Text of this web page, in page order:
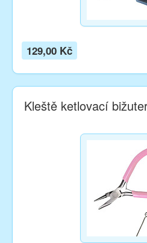
129,00 Kč
Kleště ketlovací